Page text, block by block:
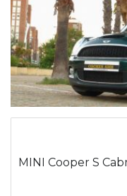
MINI Cooper S